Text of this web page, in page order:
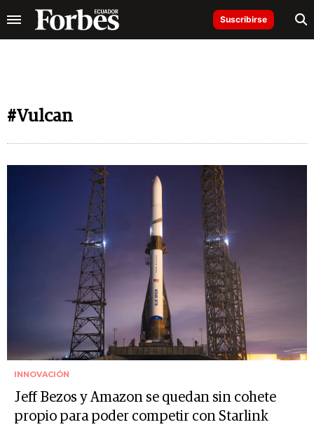
Suscribirse
#Vulcan
INNOVACIÓN
Jeff Bezos y Amazon se quedan sin cohete
propio para poder competir con Starlink